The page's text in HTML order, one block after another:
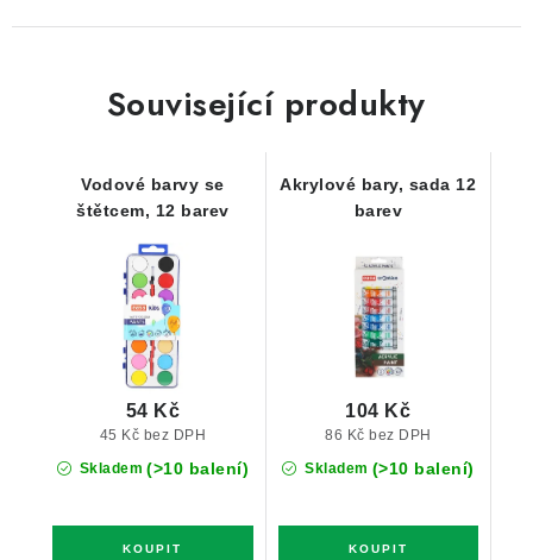
Související produkty
Vodové barvy se
štětcem, 12 barev
Skladem (>10 balení)
45 Kč bez DPH
54 Kč
Akrylové bary, sada 12
barev
Skladem (>10 balení)
86 Kč bez DPH
104 Kč